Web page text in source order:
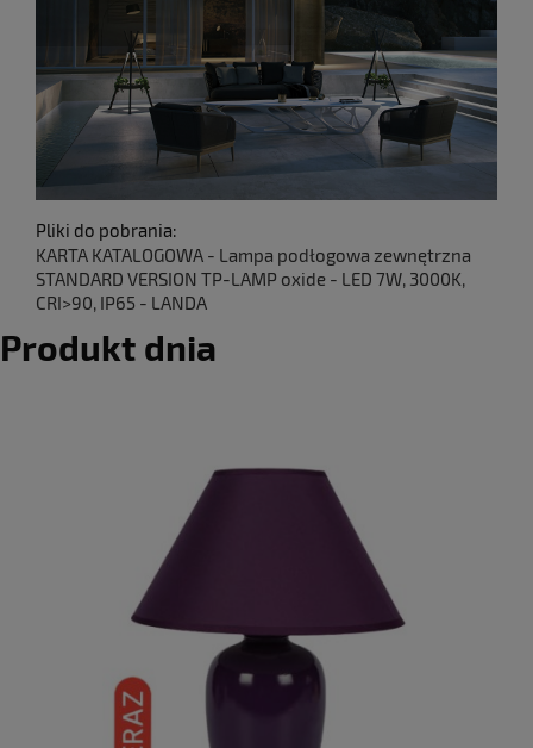
Pliki do pobrania:
KARTA KATALOGOWA - Lampa podłogowa zewnętrzna
STANDARD VERSION TP-LAMP oxide - LED 7W, 3000K,
CRI>90, IP65 - LANDA
Produkt dnia